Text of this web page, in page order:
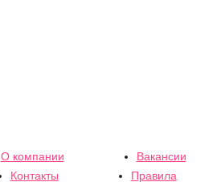
О компании
Вакансии
Контакты
Правила